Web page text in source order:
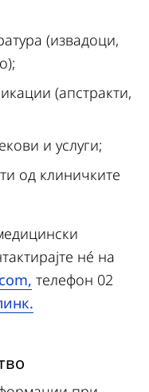
(извадоци,
(апстракти,
и услуги;
од клиничките
нé на
, телефон 02